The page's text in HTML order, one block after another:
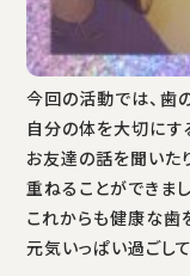
今回の活動では、歯
自分の体を大切にす
お友達の話を聞いた
重ねることができま
これからも健康な歯
元気いっぱい過ごし